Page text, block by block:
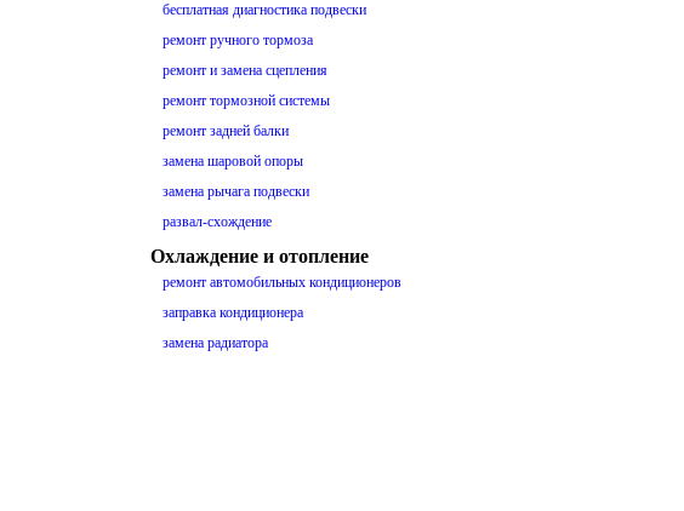
бесплатная диагностика подвески
ремонт ручного тормоза
ремонт и замена сцепления
ремонт тормозной системы
ремонт задней балки
замена шаровой опоры
замена рычага подвески
развал-схождение
Охлаждение и отопление
ремонт автомобильных кондиционеров
заправка кондиционера
замена радиатора